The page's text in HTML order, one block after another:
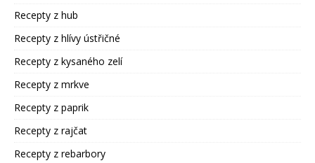
Recepty z hub
Recepty z hlívy ústřičné
Recepty z kysaného zelí
Recepty z mrkve
Recepty z paprik
Recepty z rajčat
Recepty z rebarbory